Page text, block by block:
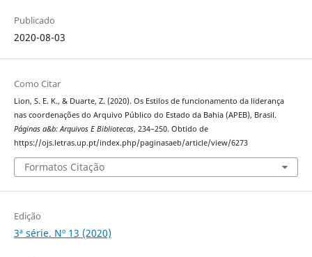
Publicado
2020-08-03
Como Citar
Lion, S. E. K., & Duarte, Z. (2020). Os Estilos de funcionamento da liderança
nas coordenações do Arquivo Público do Estado da Bahia (APEB), Brasil.
Páginas a&b: Arquivos E Bibliotecas, 234–250. Obtido de
https://ojs.letras.up.pt/index.php/paginasaeb/article/view/6273
Formatos Citação
Edição
3ª série. Nº 13 (2020)